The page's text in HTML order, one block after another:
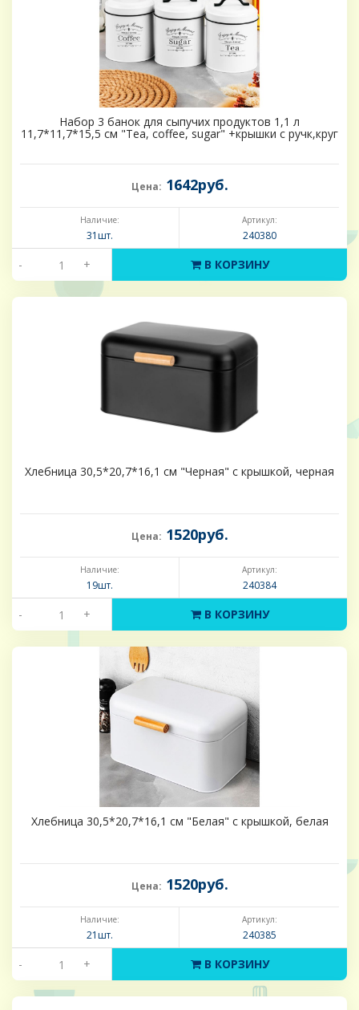
Набор 3 банок для сыпучих продуктов 1,1 л
11,7*11,7*15,5 см "Tea, coffee, sugar" +крышки с ручк,круг
Цена: 1642руб.
Наличие:
31шт.
Артикул:
240380
- + В КОРЗИНУ
Хлебница 30,5*20,7*16,1 см "Черная" с крышкой, черная
Цена: 1520руб.
Наличие:
19шт.
Артикул:
240384
- + В КОРЗИНУ
Хлебница 30,5*20,7*16,1 см "Белая" с крышкой, белая
Цена: 1520руб.
Наличие:
21шт.
Артикул:
240385
- + В КОРЗИНУ